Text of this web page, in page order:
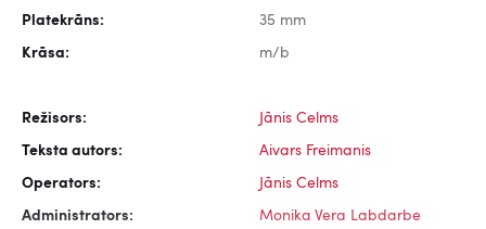
Platekrāns: 35 mm
Krāsa: m/b
Režisors: Jānis Celms
Teksta autors: Aivars Freimanis
Operators: Jānis Celms
Administrators: Monika Vera Labdarbe